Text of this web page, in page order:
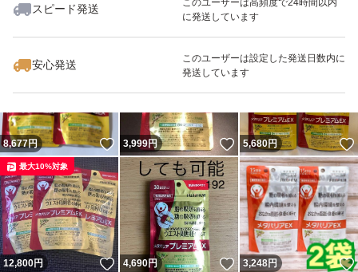
スピード発送
このユーザーは高頻度で24時間以内
に発送しています
安心発送
このユーザーは設定した発送日数内に
発送しています
いいね！
4,595
8,677円 いいね！
3,999円 いいね！
5,680円
12,800円 いいね！
最大10%対象
4,690円 いいね！
3,248円